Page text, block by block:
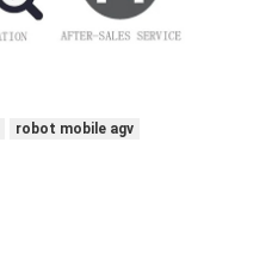
robot mobile agv